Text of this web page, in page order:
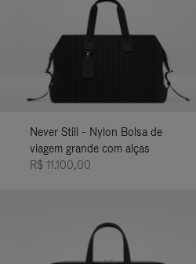
Never Still - Nylon Bolsa de
viagem grande com alças
R$ 11.100,00